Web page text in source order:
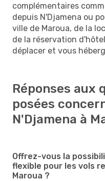
complémentaires
depuis N'Djamena ou
ville de Maroua, de la
de la réservation
déplacer et vous
Réponses aux
posées
N'Djamena à
Offrez-vous la
flexible pour les vols
Maroua ?